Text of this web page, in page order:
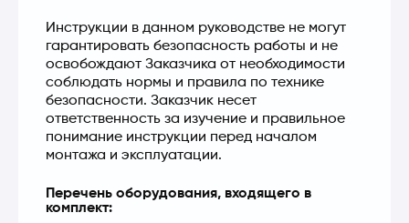
Инструкции в данном руководстве не могут
гарантировать безопасность работы и не
освобождают Заказчика от необходимости
соблюдать нормы и правила по технике
безопасности. Заказчик несет
ответственность за изучение и правильное
понимание инструкции перед началом
монтажа и эксплуатации.
Перечень оборудования, входящего в
комплект: